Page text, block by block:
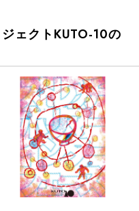
ェクトKUTO-10の